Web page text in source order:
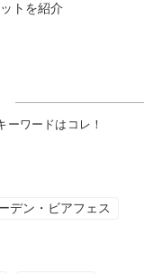
トを紹介
ーワードはコレ！
デン・ビアフェス